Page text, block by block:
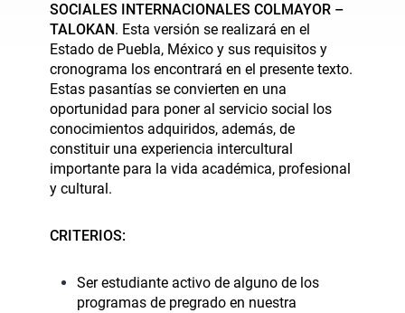
SOCIALES INTERNACIONALES COLMAYOR –
TALOKAN. Esta versión se realizará en el
Estado de Puebla, México y sus requisitos y
cronograma los encontrará en el presente texto.
Estas pasantías se convierten en una
oportunidad para poner al servicio social los
conocimientos adquiridos, además, de
constituir una experiencia intercultural
importante para la vida académica, profesional
y cultural.
CRITERIOS:
Ser estudiante activo de alguno de los
programas de pregrado en nuestra